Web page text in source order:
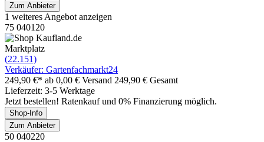
Zum Anbieter
1 weiteres Angebot anzeigen
75 040120
Marktplatz
(22.151)
Verkäufer: Gartenfachmarkt24
249,90 €* ab 0,00 € Versand 249,90 € Gesamt
Lieferzeit: 3-5 Werktage
Jetzt bestellen! Ratenkauf und 0% Finanzierung möglich.
Shop-Info
Zum Anbieter
50 040220